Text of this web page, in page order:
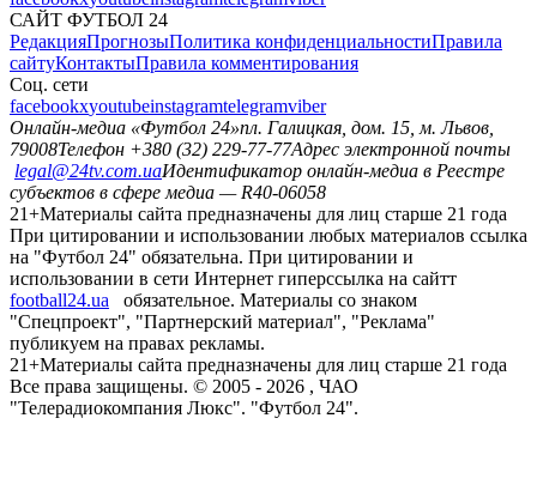
САЙТ ФУТБОЛ 24
РедакцияПрогнозыПолитика конфиденциальностиПравила
сайтуКонтактыПравила комментирования
Соц. сети
facebookxyoutubeinstagramtelegramviber
Онлайн-медиа «Футбол 24»пл. Галицкая, дом. 15, м. Львов,
79008Телефон +380 (32) 229-77-77Адрес электронной почты
legal@24tv.com.uaИдентификатор онлайн-медиа в Реестре
субъектов в сфере медиа — R40-06058
21+Материалы сайта предназначены для лиц старше 21 года
При цитировании и использовании любых материалов ссылка
на "Футбол 24" обязательна. При цитировании и
использовании в сети Интернет гиперссылка на сайтт
football24.ua
обязательное. Материалы со знаком
"Спецпроект", "Партнерский материал", "Реклама"
публикуем на правах рекламы.
21+Материалы сайта предназначены для лиц старше 21 года
Все права защищены. © 2005 - 2026 , ЧАО
"Телерадиокомпания Люкс". "Футбол 24".